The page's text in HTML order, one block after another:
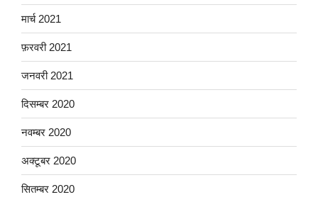
मार्च 2021
फ़रवरी 2021
जनवरी 2021
दिसम्बर 2020
नवम्बर 2020
अक्टूबर 2020
सितम्बर 2020